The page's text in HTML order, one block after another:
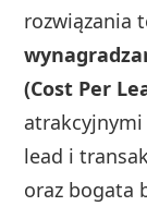
rozwiązania
(Cost Per
lead i
oraz bogata